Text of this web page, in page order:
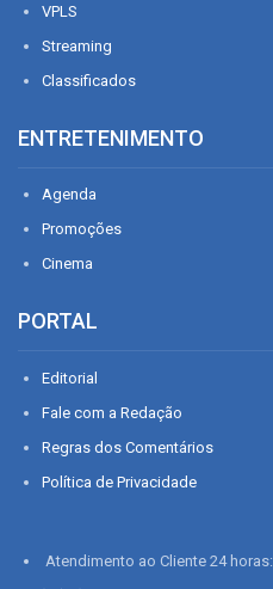
VPLS
Streaming
Classificados
ENTRETENIMENTO
Agenda
Promoções
Cinema
PORTAL
Editorial
Fale com a Redação
Regras dos Comentários
Política de Privacidade
Atendimento ao Cliente 24 horas: